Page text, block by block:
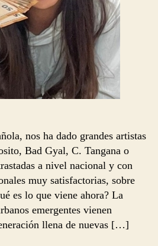
nos ha dado grandes artistas
Bad Gyal, C. Tangana o
a nivel nacional y con
muy satisfactorias, sobre
es lo que viene ahora? La
emergentes vienen
llena de nuevas […]